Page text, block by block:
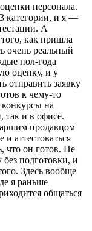
персонала.
категории, и я —
А
как пришла
очень реальный
пол-года
оценку, и у
отправить заявку
к чему-то
на
так и в офисе.
продавцом
аттестоваться
что он готов. Не
без подготовки, и
Здесь вообще
я раньше
общаться